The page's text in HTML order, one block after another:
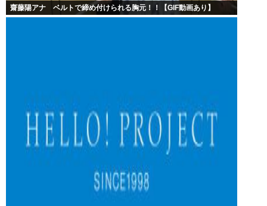
齋藤陽アナ ベルトで締め付けられる胸元！！【GIF動画あり】